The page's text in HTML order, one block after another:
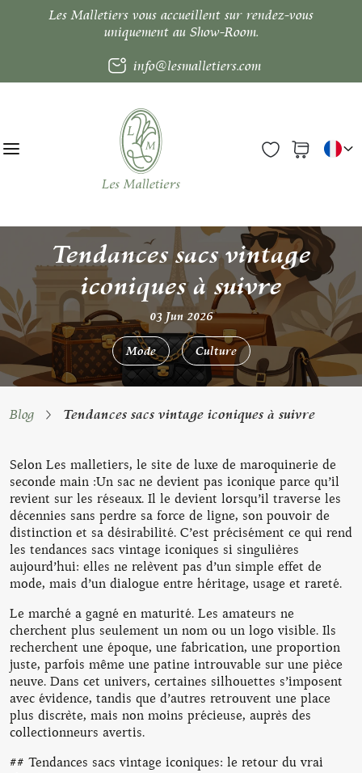
Les Malletiers vous accueillent sur rendez-vous
uniquement au Show-Room.
info@lesmalletiers.com
Tendances sacs vintage
iconiques à suivre
03 Jun 2026
Mode Culture
Blog Tendances sacs vintage iconiques à suivre
Selon Les malletiers, le site de luxe de maroquinerie de
seconde main :Un sac ne devient pas iconique parce qu’il
revient sur les réseaux. Il le devient lorsqu’il traverse les
décennies sans perdre sa force de ligne, son pouvoir de
distinction et sa désirabilité. C’est précisément ce qui rend
les tendances sacs vintage iconiques si singulières
aujourd’hui: elles ne relèvent pas d’un simple effet de
mode, mais d’un dialogue entre héritage, usage et rareté.
Le marché a gagné en maturité. Les amateurs ne
cherchent plus seulement un nom ou un logo visible. Ils
recherchent une époque, une fabrication, une proportion
juste, parfois même une patine introuvable sur une pièce
neuve. Dans cet univers, certaines silhouettes s’imposent
avec évidence, tandis que d’autres retrouvent une place
plus discrète, mais non moins précieuse, auprès des
collectionneurs avertis.
## Tendances sacs vintage iconiques: le retour du vrai